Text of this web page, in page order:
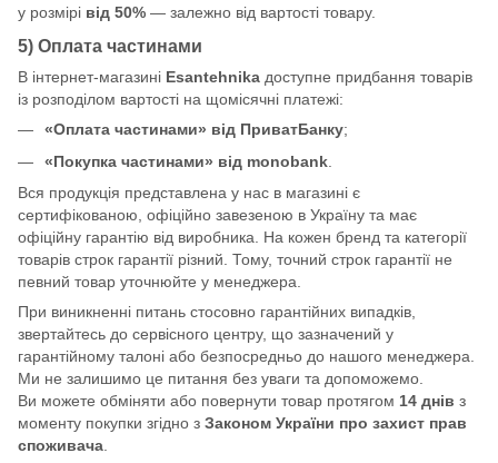
у розмірі від 50% — залежно від вартості товару.
5) Оплата частинами
В інтернет-магазині Esantehnika доступне придбання товарів
із розподілом вартості на щомісячні платежі:
«Оплата частинами» від ПриватБанку;
«Покупка частинами» від monobank
Вся продукція представлена у нас в магазині є
сертифікованою, офіційно завезеною в Україну та має
офіційну гарантію від виробника. На кожен бренд та категорії
товарів строк гарантії різний. Тому, точний строк гарантії не
певний товар уточнюйте у менеджера.
При виникненні питань стосовно гарантійних випадків,
звертайтесь до сервісного центру, що зазначений у
гарантійному талоні або безпосредньо до нашого менеджера.
Ми не залишимо це питання без уваги та допоможемо.
Ви можете обміняти або повернути товар протягом 14 днів з
моменту покупки згідно з Законом України про захист прав
споживача